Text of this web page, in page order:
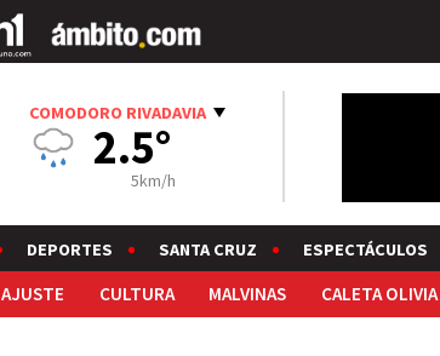
COMODORO RIVADAVIA
2.5°
5km/h
DEPORTES SANTA CRUZ ESPECTÁCULOS
AJUSTE CULTURA MALVINAS CALETA OLIVIA